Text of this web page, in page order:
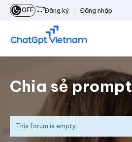
OFF Đăng ký Đăng nhập
Chia sẻ prompt
This forum is empty.